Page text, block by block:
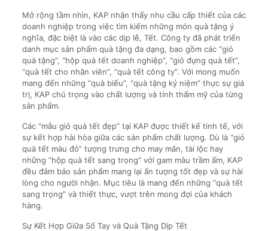
Mở rộng tầm nhìn, KAP nhận thấy nhu cầu cấp thiết của các
doanh nghiệp trong việc tìm kiếm những món quà tặng ý
nghĩa, đặc biệt là vào các dịp lễ, Tết. Công ty đã phát triển
danh mục sản phẩm quà tặng đa dạng, bao gồm các “giỏ
quà tặng”, “hộp quà tết doanh nghiệp”, “giỏ đựng quà tết”,
“quà tết cho nhân viên”, “quà tết công ty”. Với mong muốn
mang đến những “quà biếu”, “quà tặng kỷ niệm” thực sự giá
trị, KAP chú trọng vào chất lượng và tính thẩm mỹ của từng
sản phẩm.
Các “mẫu giỏ quà tết đẹp” tại KAP được thiết kế tinh tế, với
sự kết hợp hài hòa giữa các sản phẩm chất lượng. Dù là “giỏ
quà tết màu đỏ” tượng trưng cho may mắn, tài lộc hay
những “hộp quà tết sang trọng” với gam màu trầm ấm, KAP
đều đảm bảo sản phẩm mang lại ấn tượng tốt đẹp và sự hài
lòng cho người nhận. Mục tiêu là mang đến những “quà tết
sang trọng” và thiết thực, vượt trên mong đợi của khách
hàng.
Sự Kết Hợp Giữa Sổ Tay và Quà Tặng Dịp Tết